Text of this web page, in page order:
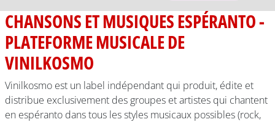
CHANSONS ET MUSIQUES ESPÉRANTO -
PLATEFORME MUSICALE DE
VINILKOSMO
Vinilkosmo est un label indépendant qui produit, édite et
distribue exclusivement des groupes et artistes qui chantent
en espéranto dans tous les styles musicaux possibles (rock,